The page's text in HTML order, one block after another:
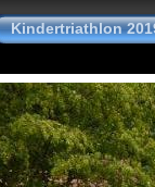
Kindertriathlon